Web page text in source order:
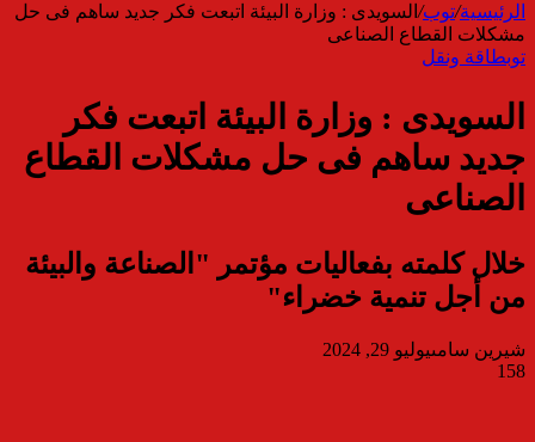
الرئيسية/توب/ السويدى : وزارة البيئة اتبعت فكر جديد ساهم فى حل
مشكلات القطاع الصناعى
توبطاقة ونقل
السويدى : وزارة البيئة اتبعت فكر
جديد ساهم فى حل مشكلات القطاع
الصناعى
خلال كلمته بفعاليات مؤتمر "الصناعة والبيئة
من أجل تنمية خضراء"
شيرين سامىيوليو 29, 2024
158